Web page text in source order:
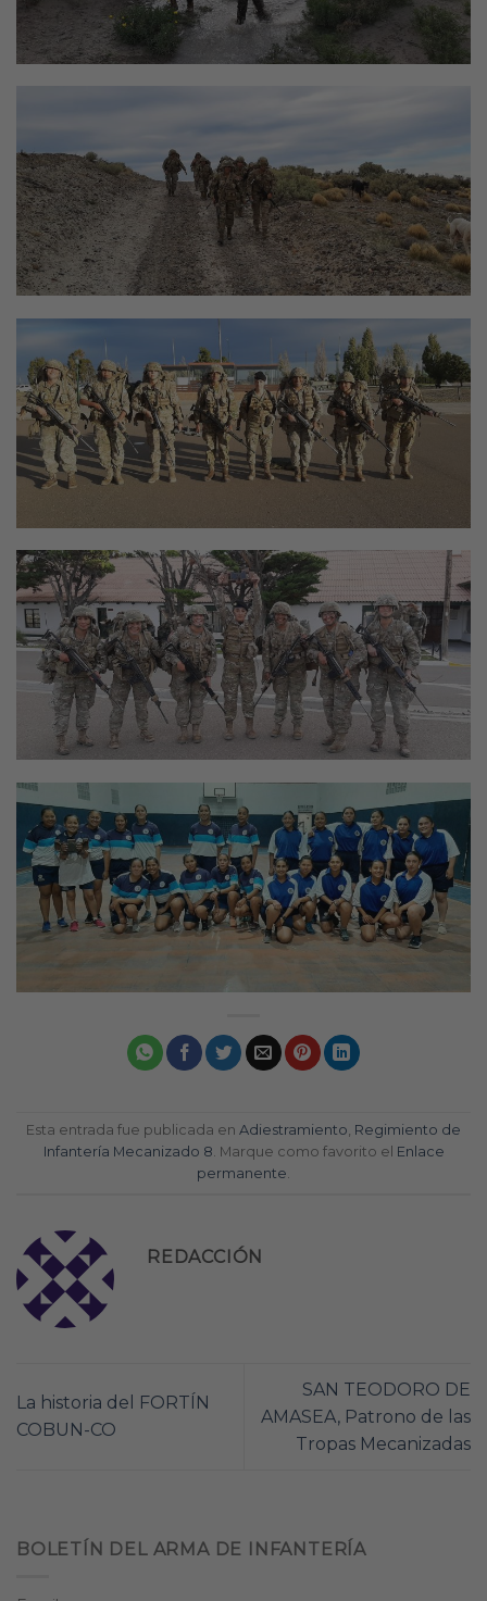
Esta entrada fue publicada en Adiestramiento Regimiento de
Infantería Mecanizado 8 . Marque como favorito el Enlace
permanente
REDACCIÓN
La historia del FORTÍN
COBUN-CO
SAN TEODORO DE
AMASEA, Patrono de las
Tropas Mecanizadas
BOLETÍN DEL ARMA DE INFANTERÍA